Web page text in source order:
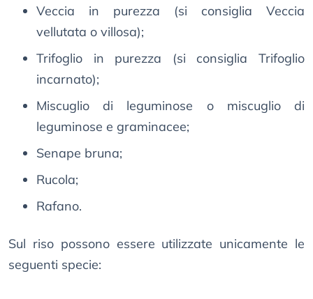
Veccia in purezza (si consiglia Veccia
vellutata o villosa);
Trifoglio in purezza (si consiglia Trifoglio
incarnato);
Miscuglio di leguminose o miscuglio di
leguminose e graminacee;
Senape bruna;
Rucola;
Rafano.
Sul riso possono essere utilizzate unicamente le
seguenti specie: